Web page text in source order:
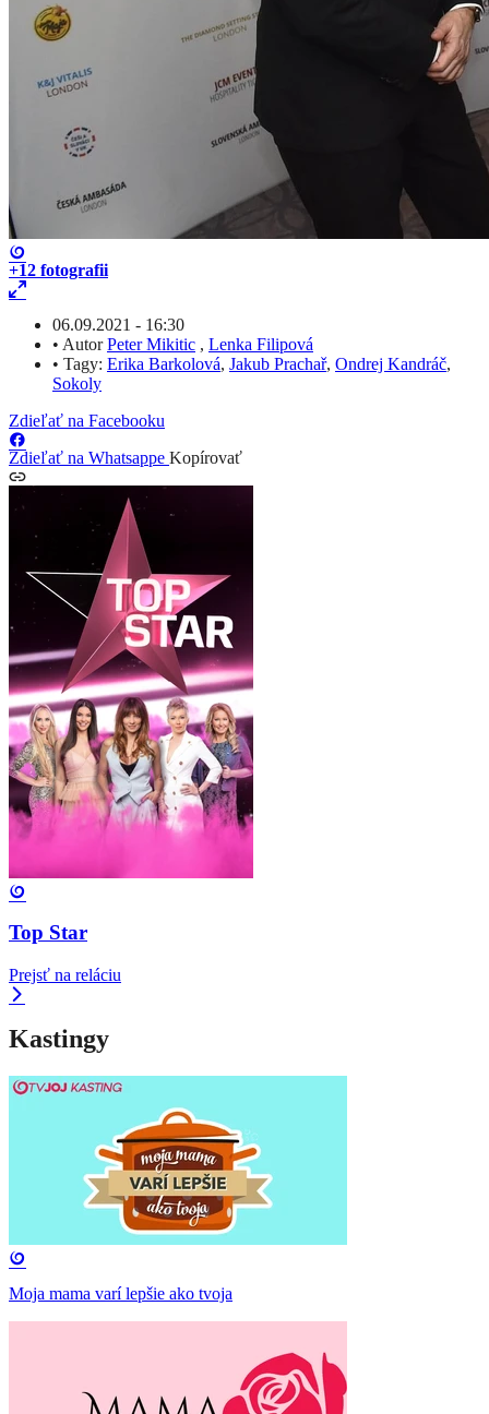
+12 fotografii
06.09.2021 - 16:30
• AutorPeter Mikitic , Lenka Filipová
• Tagy: Erika Barkolová, Jakub Prachař, Ondrej Kandráč,
Sokoly
Zdieľať na Facebooku
Zdieľať na Whatsappe Kopírovať
Top Star
Prejsť na reláciu
Kastingy
Moja mama varí lepšie ako tvoja